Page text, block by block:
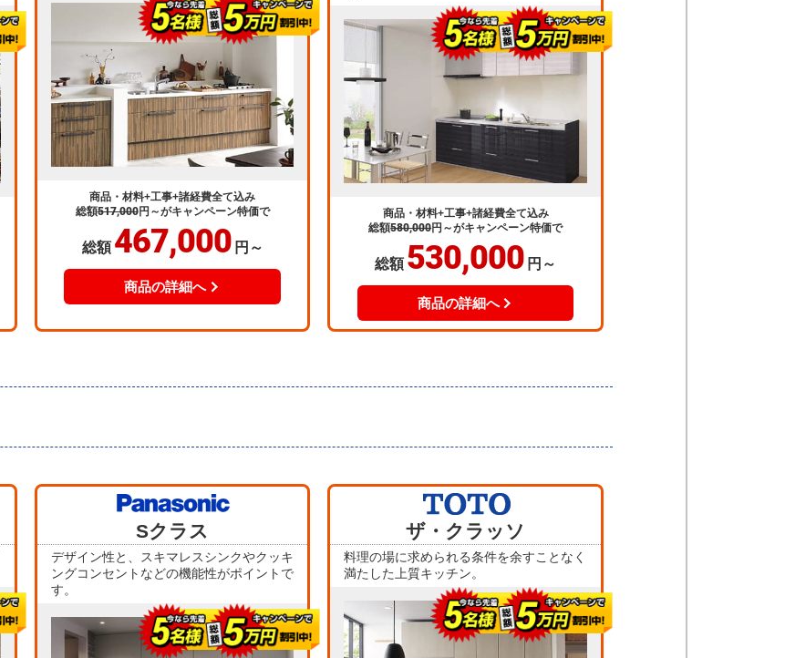
商品・材料+工事+諸経費全て込み
総額517,000円～がキャンペーン特価で
総額 467,000 円～
商品の詳細へ
商品・材料+工事+諸経費全て込み
総額580,000円～がキャンペーン特価で
総額 530,000 円～
商品の詳細へ
Sクラス
デザイン性と、スキマレスシンクやクッキ
ングコンセントなどの機能性がポイントで
す。
ザ・クラッソ
料理の場に求められる条件を余すことなく
満たした上質キッチン。